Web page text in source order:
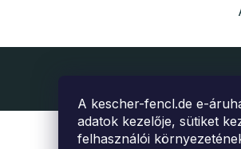
A kescher-fencl.de e-
adatok kezelője, sütiket
felhasználói